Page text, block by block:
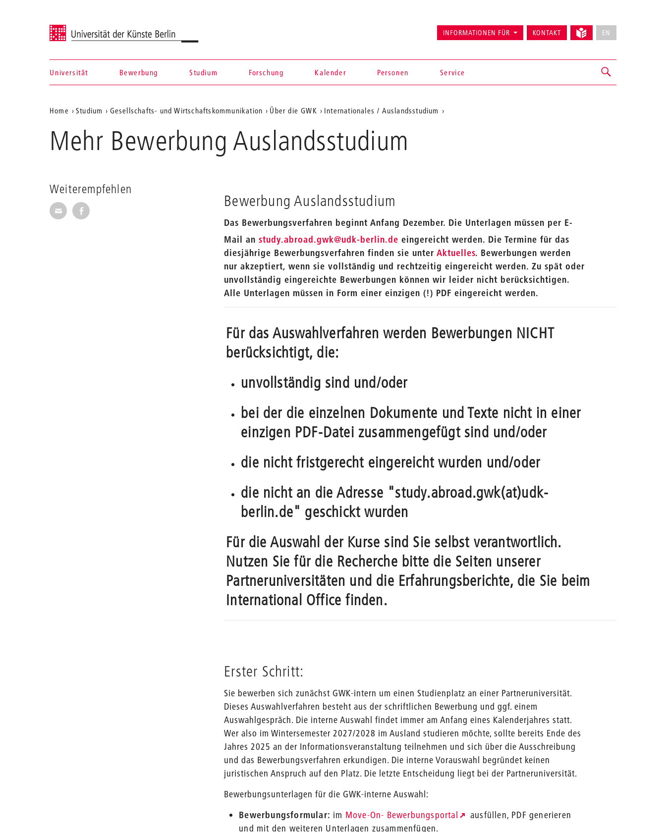
Universität der Künste Berlin
Navigation &
Suche
Universität Bewerbung Studium Forschung Kalender Personen Service
INFORMATIONEN FÜR KONTAKT EN
Aktuelle
Position
auf
Home Studium Gesellschafts- und Wirtschaftskommunikation Über die GWK Internationales / Auslandsstudium
Mehr Bewerbung Auslandsstudium
Weiterempfehlen
Seite per E-Mail weiterempfehlen
Seite auf Facebook weiterempfehlenBewerbung Auslandsstudium
Das Bewerbungsverfahren beginnt Anfang Dezember. Die Unterlagen müssen per E-
Mail anstudy.abroad.gwk_
@udk-berlin.de eingereicht werden. Die Termine für das
diesjährige Bewerbungsverfahren finden sie unterAktuelles. Bewerbungen werden
nur akzeptiert, wenn sie vollständig und rechtzeitig eingereicht werden. Zu spät oder
unvollständig eingereichte Bewerbungen können wir leider nicht berücksichtigen.
Alle Unterlagen müssen in Form einer einzigen (!) PDF eingereicht werden.
Für das Auswahlverfahren werden Bewerbungen NICHT
berücksichtigt, die:
unvollständig sind und/oder
bei der die einzelnen Dokumente und Texte nicht in einer
einzigen PDF-Datei zusammengefügt sind und/oder
die nicht fristgerecht eingereicht wurden und/oder
die nicht an die Adresse "study.abroad.gwk(at)udk-
berlin.de" geschickt wurden
Für die Auswahl der Kurse sind Sie selbst verantwortlich.
Nutzen Sie für die Recherche bitte die Seiten unserer
Partneruniversitäten und die Erfahrungsberichte, die Sie beim
International Office finden.
Erster Schritt:
Sie bewerben sich zunächst GWK-intern um einen Studienplatz an einer Partneruniversität.
Dieses Auswahlverfahren besteht aus der schriftlichen Bewerbung und ggf. einem
Auswahlgespräch. Die interne Auswahl findet immer am Anfang eines Kalenderjahres statt.
Wer also im Wintersemester 2027/2028 im Ausland studieren möchte, sollte bereits Ende des
Jahres 2025 an der Informationsveranstaltung teilnehmen und sich über die Ausschreibung
und das Bewerbungsverfahren erkundigen. Die interne Vorauswahl begründet keinen
juristischen Anspruch auf den Platz. Die letzte Entscheidung liegt bei der Partneruniversität.
Bewerbungsunterlagen für die GWK-interne Auswahl:
Bewerbungsformular: im Move-On- Bewerbungsportal
ausfüllen, PDF generieren
und mit den weiteren Unterlagen zusammenfügen.